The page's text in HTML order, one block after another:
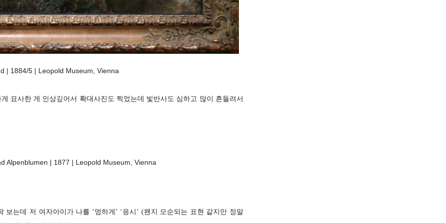
| 1884/5 | Leopold Museum, Vienna
묘사한 게 인상깊어서 확대사진도 찍었는데 빛반사도 심하고 많이 흔들려서
Alpenblumen | 1877 | Leopold Museum, Vienna
는데 저 여자아이가 나를 ‘멍하게’ ‘응시’ (왠지 모순되는 표현 같지만 정말